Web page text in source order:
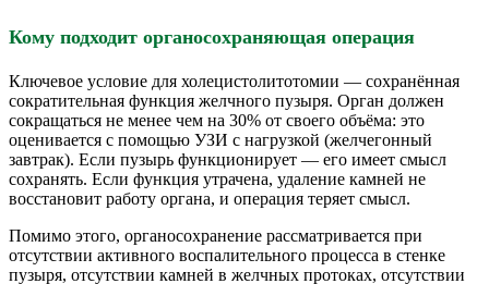
Кому подходит органосохраняющая операция
Ключевое условие для холецистолитотомии — сохранённая
сократительная функция желчного пузыря. Орган должен
сокращаться не менее чем на 30% от своего объёма: это
оценивается с помощью УЗИ с нагрузкой (желчегонный
завтрак). Если пузырь функционирует — его имеет смысл
сохранять. Если функция утрачена, удаление камней не
восстановит работу органа, и операция теряет смысл.
Помимо этого, органосохранение рассматривается при
отсутствии активного воспалительного процесса в стенке
пузыря, отсутствии камней в желчных протоках, отсутствии